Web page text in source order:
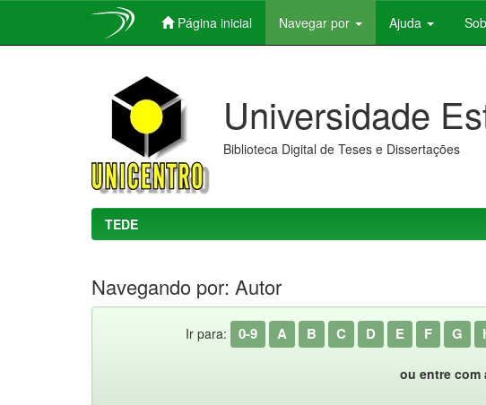
Página inicial Navegar por Ajuda
Universidade
Biblioteca Digital de Teses e Dissertações
TEDE
Navegando por: Autor
Ir para: 0-9 A B C D E F G
ou entre com